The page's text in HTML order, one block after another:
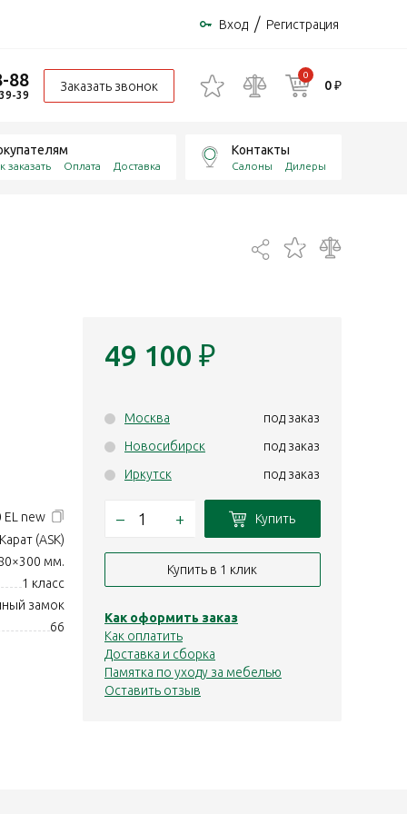
Вход / Регистрация
88
39
Заказать звонок
0
0 ₽
заказать Оплата Доставка
Контакты
Салоны Дилеры
EL new
(ASK)
мм.
1 класс
замок
66
49 100 ₽
Москва
под заказ
Новосибирск
под заказ
Иркутск
под заказ
– + Купить
Купить в 1 клик
Как оформить заказ
Как оплатить
Доставка и сборка
Памятка по уходу за мебелью
Оставить отзыв